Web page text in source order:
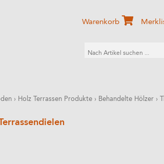
Warenkorb
› Holz Terrassen Produkte › Behandelte Hölzer ›